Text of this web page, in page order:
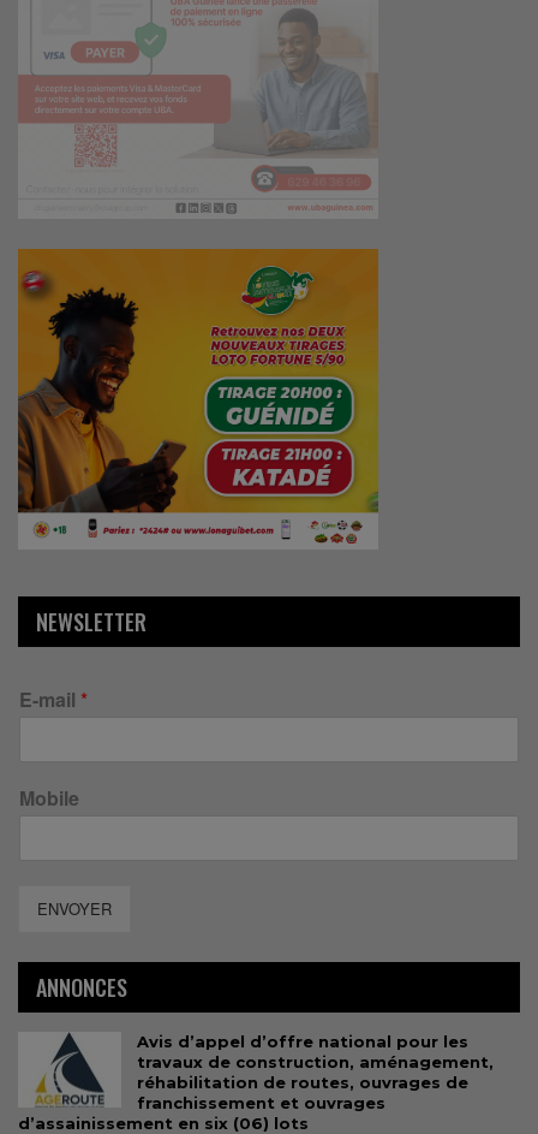
NEWSLETTER
E-mail *
Mobile
ENVOYER
ANNONCES
Avis d’appel d’offre national pour les
travaux de construction, aménagement,
réhabilitation de routes, ouvrages de
franchissement et ouvrages
d’assainissement en six (06) lots